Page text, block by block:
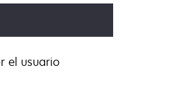
el usuario